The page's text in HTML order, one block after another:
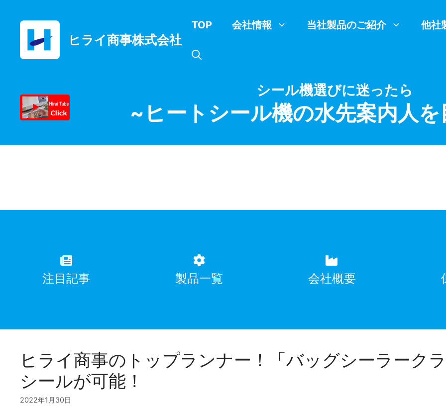
ヒライ商事株式会社
TOP 会社情報 当社製品のご紹介 他社
シール機選びに迷ったら
~ヒートシール機の水先案内人
注目記事 製品一覧 会社概要
ヒライ商事のトップランナー！「バッグシーラーク
シールが可能！
2022年1月30日